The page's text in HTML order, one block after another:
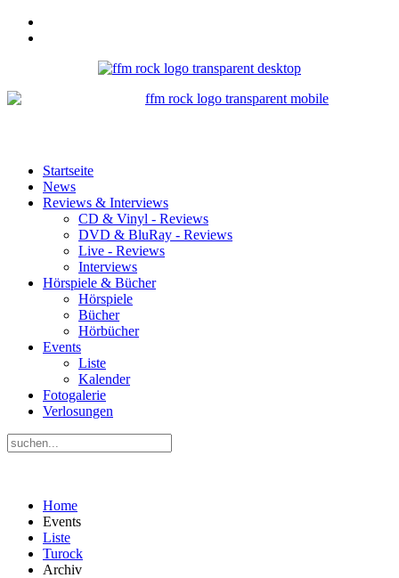
Startseite
News
Reviews & Interviews
CD & Vinyl - Reviews
DVD & BluRay - Reviews
Live - Reviews
Interviews
Hörspiele & Bücher
Hörspiele
Bücher
Hörbücher
Events
Liste
Kalender
Fotogalerie
Verlosungen
Home
Events
Liste
Turock
Archiv